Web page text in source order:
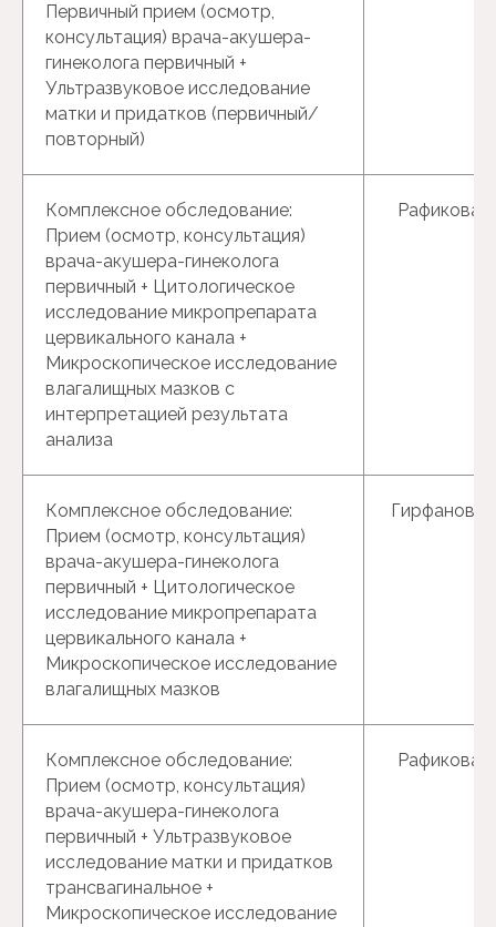
Первичный прием (осмотр,
консультация) врача-акушера-
гинеколога первичный +
Ультразвуковое исследование
матки и придатков (первичный/
повторный)
Комплексное обследование:
Прием (осмотр, консультация)
врача-акушера-гинеколога
первичный + Цитологическое
исследование микропрепарата
цервикального канала +
Микроскопическое исследование
влагалищных мазков с
интерпретацией результата
анализа
Рафикова
Комплексное обследование:
Прием (осмотр, консультация)
врача-акушера-гинеколога
первичный + Цитологическое
исследование микропрепарата
цервикального канала +
Микроскопическое исследование
влагалищных мазков
Гирфанова
Комплексное обследование:
Прием (осмотр, консультация)
врача-акушера-гинеколога
первичный + Ультразвуковое
исследование матки и придатков
трансвагинальное +
Микроскопическое исследование
Рафикова